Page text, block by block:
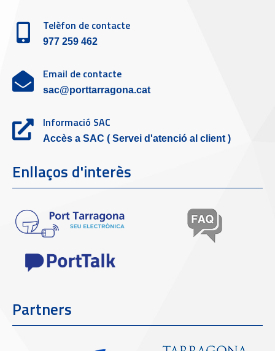
Telèfon de contacte
977 259 462
Email de contacte
sac@porttarragona.cat
Informació SAC
Accès a SAC ( Servei d'atenció al client )
Enllaços d'interès
Partners